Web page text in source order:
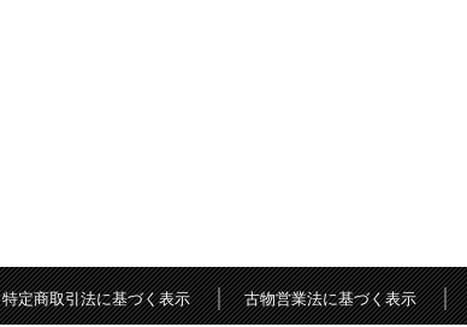
特定商取引法に基づく表示 古物営業法に基づく表示